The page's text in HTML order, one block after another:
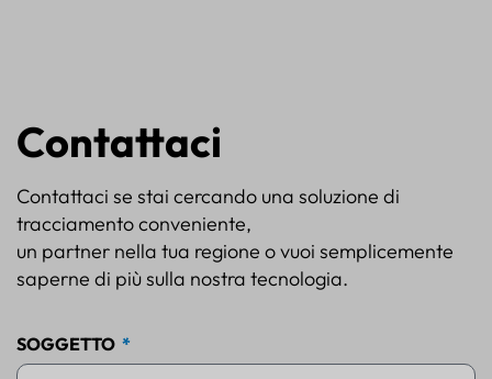
Contattaci
Contattaci se stai cercando una soluzione di
tracciamento conveniente,
un partner nella tua regione o vuoi semplicemente
saperne di più sulla nostra tecnologia.
SOGGETTO